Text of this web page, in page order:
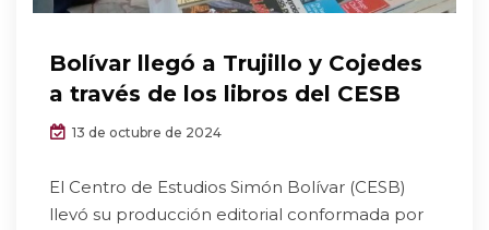
Bolívar llegó a Trujillo y Cojedes
a través de los libros del CESB
13 de octubre de 2024
El Centro de Estudios Simón Bolívar (CESB)
llevó su producción editorial conformada por